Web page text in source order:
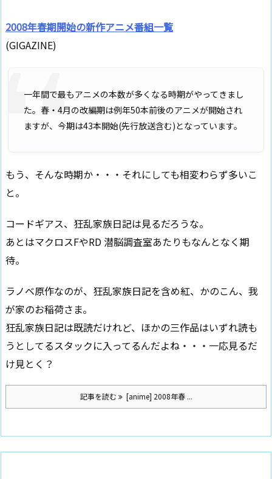
2008年春期開始の新作アニメ番組一覧
(GIGAZINE)
一年間で最もアニメの本数が多くなる時期がやってきまし
た。春・4月の改編期は例年50本前後のアニメが開始され
ますが、今期は43本開始(先行放送含む)となっています。
もう、そんな時期か・・・それにしても相変わらず多いこ
と。
コードギアス、狂乱家族日記は見るだろうな。
あとはマクロスFやRD 潜脳調査室あたりもなんとなく期
待。
ラノベ原作なのが、狂乱家族日記を含め紅、かのこん、我
が家のお稲荷さま。
狂乱家族日記は既読だけれど、ほかの三作品はいずれ読も
うとしてるスタックに入ってるんだよね・・・一応見るだ
け見とく？
記事を読む [anime] 2008年春 ...